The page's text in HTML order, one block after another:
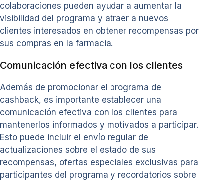
colaboraciones pueden ayudar a aumentar la
visibilidad del programa y atraer a nuevos
clientes interesados en obtener recompensas por
sus compras en la farmacia.
Comunicación efectiva con los clientes
Además de promocionar el programa de
cashback, es importante establecer una
comunicación efectiva con los clientes para
mantenerlos informados y motivados a participar.
Esto puede incluir el envío regular de
actualizaciones sobre el estado de sus
recompensas, ofertas especiales exclusivas para
participantes del programa y recordatorios sobre